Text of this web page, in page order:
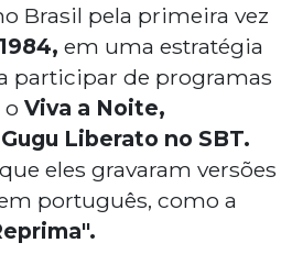
Brasil pela primeira vez
em uma estratégia
participar de programas
o Viva a Noite,
Liberato no SBT.
eles gravaram versões
português, como a